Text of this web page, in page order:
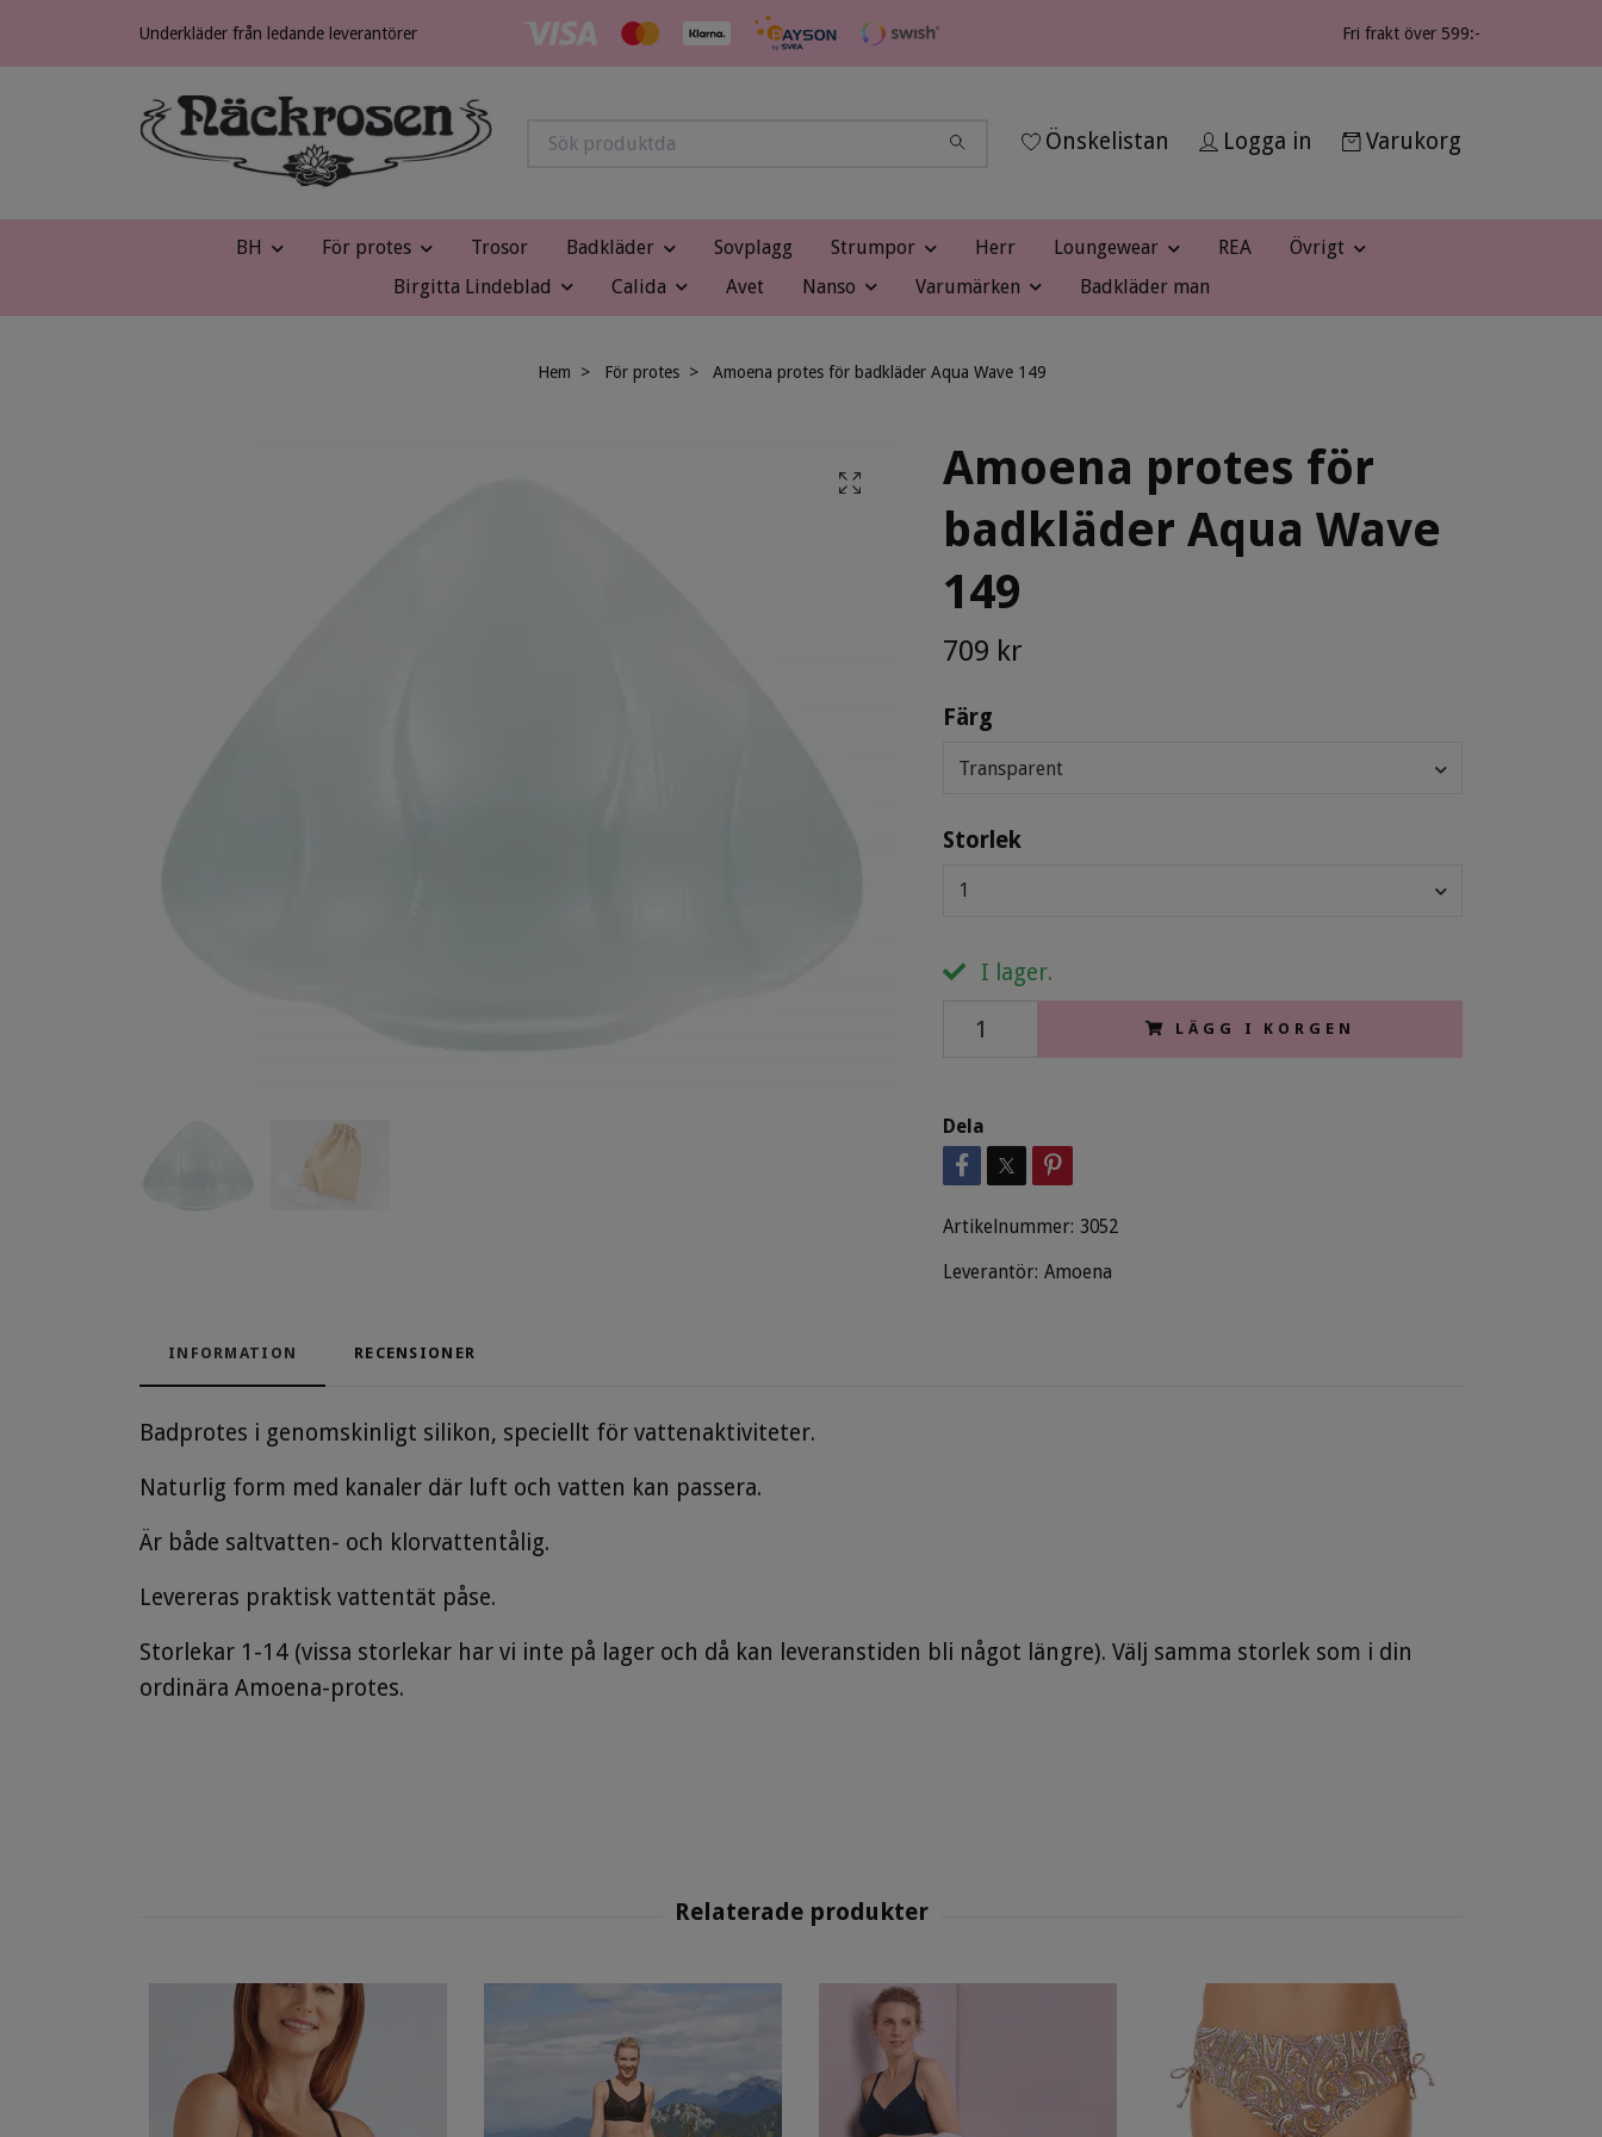
Underkläder från ledande leverantörer Fri frakt över 599:-
Önskelistan Logga in Varukorg
BH För protes Trosor Badkläder Sovplagg Strumpor Herr Loungewear REA
Övrigt
Birgitta Lindeblad
Calida Avet Nanso Varumärken Badkläder man
Hem För protes Amoena protes för badkläder Aqua Wave 149
Amoena protes för
badkläder Aqua Wave
149
709 kr
Färg
Transparent
Storlek
1
I lager.
LÄGG I KORGEN
Dela
Artikelnummer: 3052
Leverantör: Amoena
INFORMATION RECENSIONER
Badprotes i genomskinligt silikon, speciellt för vattenaktiviteter.
Naturlig form med kanaler där luft och vatten kan passera.
Är både saltvatten- och klorvattentålig.
Levereras praktisk vattentät påse.
Storlekar 1-14 (vissa storlekar har vi inte på lager och då kan leveranstiden bli något längre). Välj samma storlek som i din
ordinära Amoena-protes.